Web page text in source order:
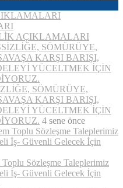
AÇIKLAMALARI
SÖMÜRÜYE,
KARŞI BARIŞI,
YÜCELTMEK İÇİN
4 sene önce
Sözleşme Taleplerimiz
İş- Güvenli Gelecek İçin